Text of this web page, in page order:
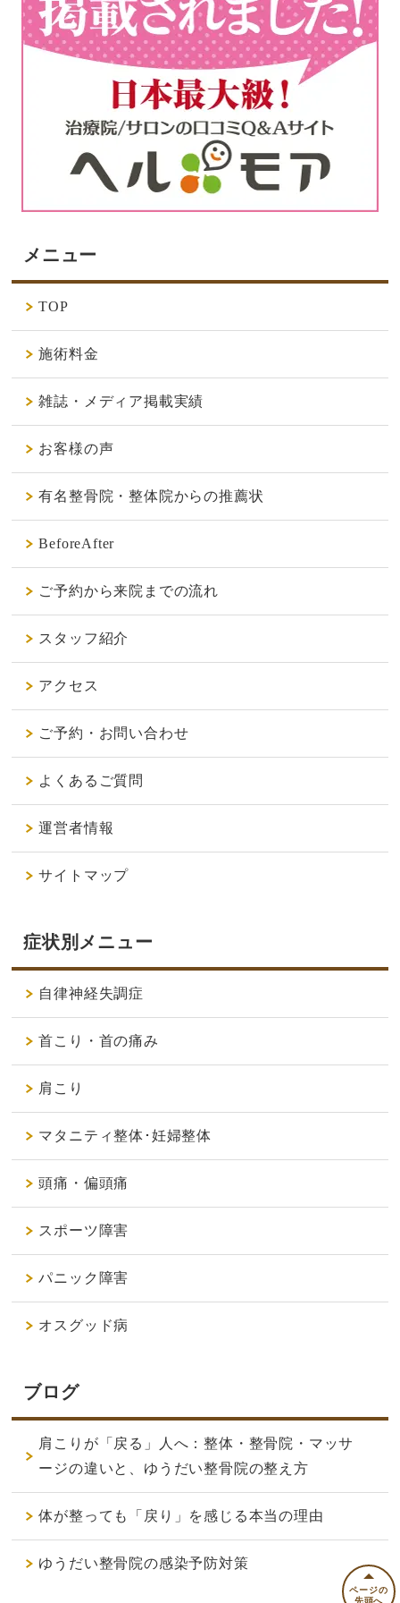
メニュー
TOP
施術料金
雑誌・メディア掲載実績
お客様の声
有名整骨院・整体院からの推薦状
BeforeAfter
ご予約から来院までの流れ
スタッフ紹介
アクセス
ご予約・お問い合わせ
よくあるご質問
運営者情報
サイトマップ
症状別メニュー
自律神経失調症
首こり・首の痛み
肩こり
マタニティ整体･妊婦整体
頭痛・偏頭痛
スポーツ障害
パニック障害
オスグッド病
ブログ
肩こりが「戻る」人へ：整体・整骨院・マッサ
ージの違いと、ゆうだい整骨院の整え方
体が整っても「戻り」を感じる本当の理由
ゆうだい整骨院の感染予防対策
ページの
先頭へ